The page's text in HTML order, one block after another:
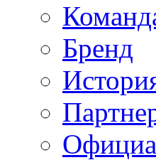
Бренд